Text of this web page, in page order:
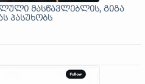
მასწავლებლის, გიგა
პასუხობს